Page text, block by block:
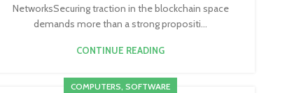
NetworksSecuring traction in the blockchain space
demands more than a strong propositi...
CONTINUE READING
COMPUTERS, SOFTWARE